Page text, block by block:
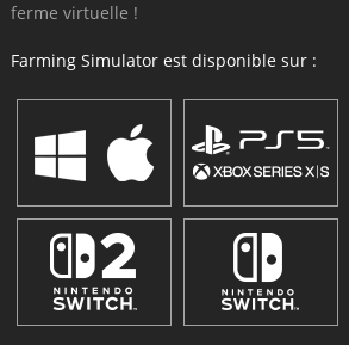
ferme virtuelle !
Farming Simulator est disponible sur :